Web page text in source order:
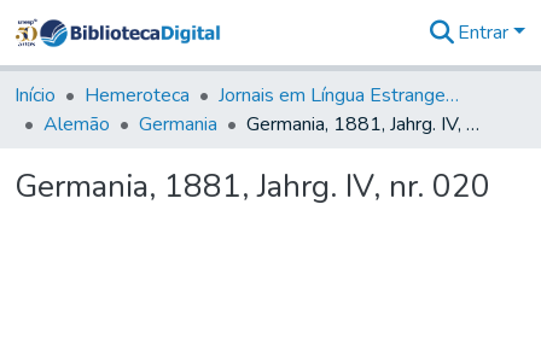
&
Coleções
Tudo na
Digital
Entrar
Início Hemeroteca
Jornais em Língua Estrangeira
Alemão
Germania Germania, 1881, Jahrg. IV, nr. 020
Germania, 1881, Jahrg. IV, nr. 020